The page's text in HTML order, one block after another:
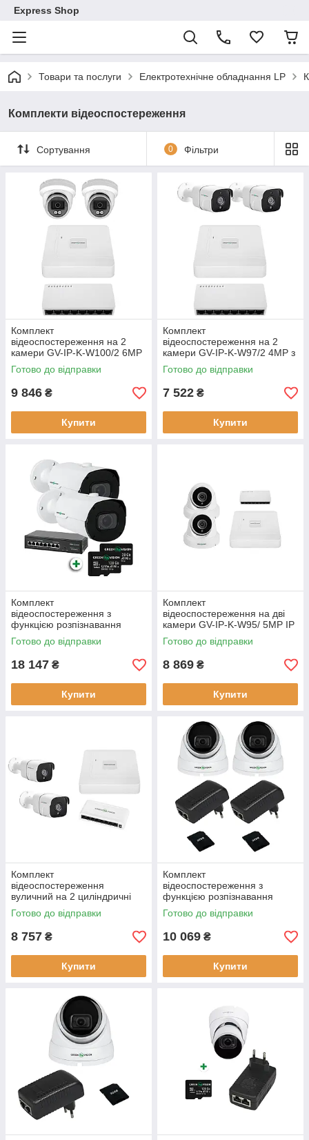
Express Shop
Товари та послуги Електротехнічне обладнання LP
Комплекти відеоспостереження
Сортування 0 Фільтри
Комплект
відеоспостереження на 2
камери GV-IP-K-W100/2 6MP
2592х1944 5MP 4-канальний
NVR
Готово до відправки
9 846 ₴
Купити
Комплект
відеоспостереження на 2
камери GV-IP-K-W97/2 4MP з
IP-камерами роздільна
здатність 5MP
Готово до відправки
7 522 ₴
Купити
Комплект
відеоспостереження з
функцією розпізнавання
автомобільних номерів на 2
IP камери GV-801 2
Готово до відправки
18 147 ₴
Купити
Комплект
відеоспостереження на дві
камери GV-IP-K-W95/ 5MP IP
5MP NVR 12/2000 112° угол
обзора
Готово до відправки
8 869 ₴
Купити
Комплект
відеоспостереження
вуличний на 2 циліндричні
камери GV-IP-K-W60/02 5MP
(Lite) для зовнішнього
Готово до відправки
8 757 ₴
Купити
Комплект
відеоспостереження з
функцією розпізнавання
облич на 1 камеру GV-809
5MP POE вбудована база
Готово до відправки
10 069 ₴
Купити